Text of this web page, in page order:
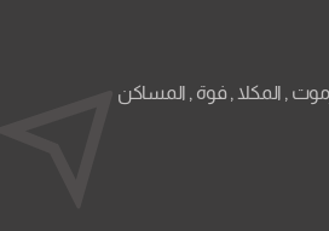
, المكلا , فوة , المساكن